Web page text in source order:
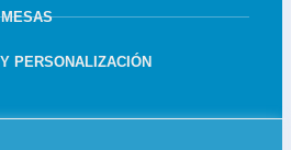
PERSONALIZACIÓN